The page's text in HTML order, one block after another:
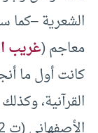
الشعرية –كما
معاجم (غريب
كانت أول ما
القرآنية،